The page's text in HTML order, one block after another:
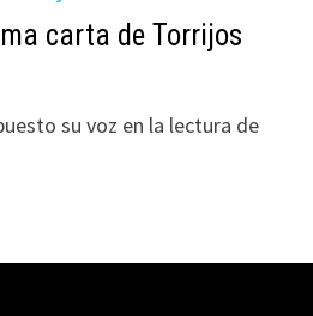
carta de Torrijos
su voz en la lectura de